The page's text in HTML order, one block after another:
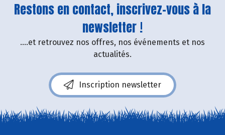
Restons en contact, inscrivez-vous à la
newsletter !
....et retrouvez nos offres, nos événements et nos
actualités.
Inscription newsletter